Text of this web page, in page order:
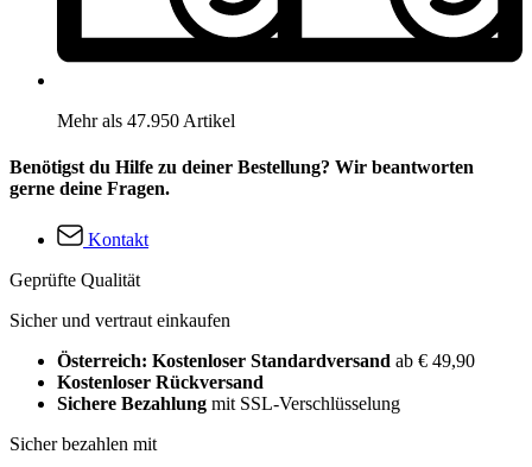
Mehr als 47.950 Artikel
Benötigst du Hilfe zu deiner Bestellung? Wir beantworten
gerne deine Fragen.
Kontakt
Geprüfte Qualität
Sicher und vertraut einkaufen
Österreich: Kostenloser Standardversand ab € 49,90
Kostenloser Rückversand
Sichere Bezahlung mit SSL-Verschlüsselung
Sicher bezahlen mit